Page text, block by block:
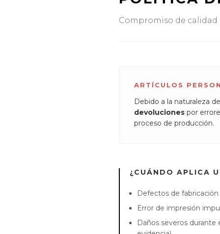
Compromiso de calidad
ARTÍCULOS
Debido a la naturaleza
devoluciones por
proceso de producción.
¿CUÁNDO APLICA
Defectos de
Error de impresión
Daños severos durante